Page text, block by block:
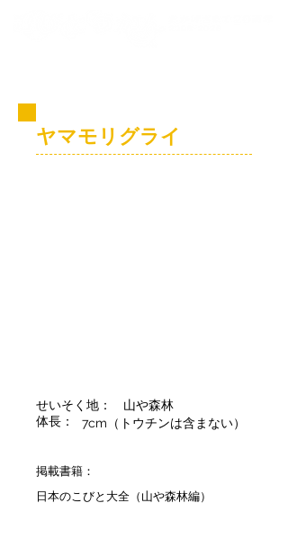
ヤマモリグライ
せいそく地：
山や森林
体長：
7cm（トウチンは含まない）
掲載書籍：
日本のこびと大全（山や森林編）